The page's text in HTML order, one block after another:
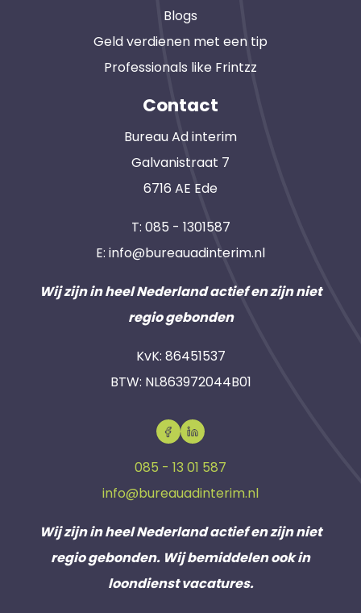
Blogs
Geld verdienen met een tip
Professionals like Frintzz
Contact
Bureau Ad interim
Galvanistraat 7
6716 AE Ede
T: 085 - 1301587
E: info@bureauadinterim.nl
Wij zijn in heel Nederland actief en zijn niet
regio gebonden
KvK: 86451537
BTW: NL863972044B01
085 - 13 01 587
info@bureauadinterim.nl
Wij zijn in heel Nederland actief en zijn niet
regio gebonden. Wij bemiddelen ook in
loondienst vacatures.